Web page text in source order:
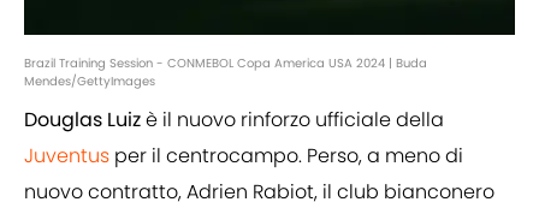
Brazil Training Session - CONMEBOL Copa America USA 2024 | Buda
Mendes/GettyImages
Douglas Luizè il nuovo rinforzo ufficiale della
Juventus per il centrocampo. Perso, a meno di
nuovo contratto, Adrien Rabiot, il club bianconero